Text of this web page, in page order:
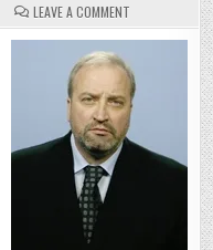
LEAVE A COMMENTON
DRAMĂ:
A
JAN
VRACIU,
FOST
SENATOR
ȘI
SUBPREFECT
DE
VRANCEA,